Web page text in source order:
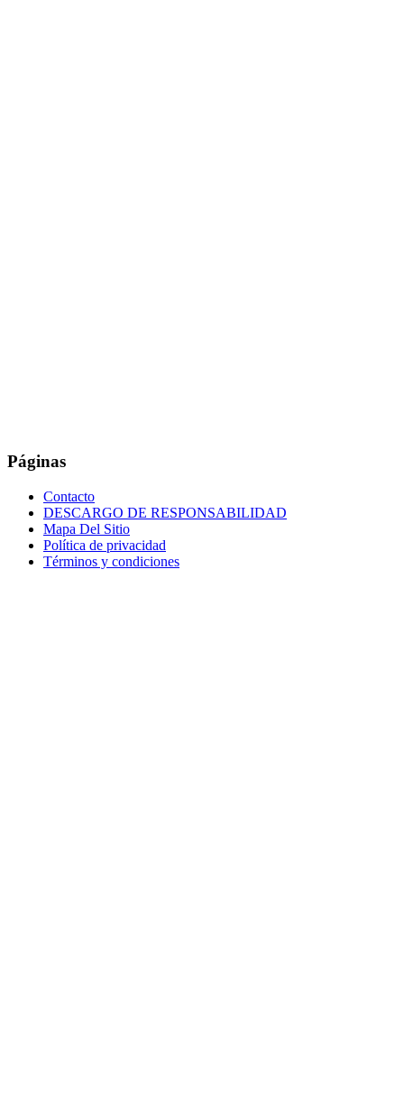
Páginas
Contacto
DESCARGO DE RESPONSABILIDAD
Mapa Del Sitio
Política de privacidad
Términos y condiciones